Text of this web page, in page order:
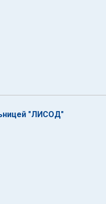
"ЛИСОД"